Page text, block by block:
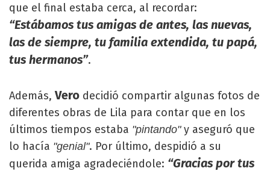
que el final estaba cerca, al recordar:
“Estábamos tus amigas de antes, las nuevas,
las de siempre, tu familia extendida, tu papá,
tus hermanos”.
Además, Vero decidió compartir algunas fotos de
diferentes obras de Lila para contar que en los
últimos tiempos estaba "pintando"y aseguró que
lo hacía "genial". Por último, despidió a su
querida amiga agradeciéndole: “Gracias por tus